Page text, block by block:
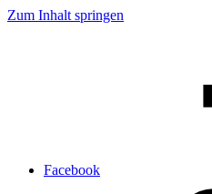
Zum Inhalt springen
Facebook